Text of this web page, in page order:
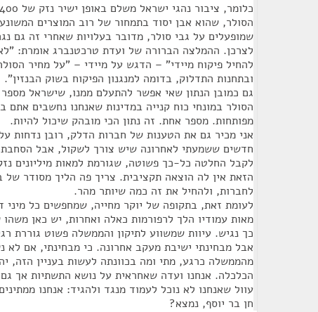
הסולר, שהוא אבן יסוד בתמחור של רוב המוצרים
שמופעלים על גבי סולר, מדובר בעלויות שאחרי זה גם
לצרכן. ההמלצה הברורה של ועדת טרכטנברג אומרת:
להחיל פיקוח מיידי" – הדגש על מיידי – "על מחיר
ובתחנות התדלוק, בדומה למנגנון הפיקוח בשוק הבנזין".
גם כמובן הנתון שאי אפשר להתעלם ממנו, שישראל
הסולר במונחי כוח קנייה במדינות שאנחנו נחשבים אתם
מפותחות. מספר אחת. זה נתון הכי מובהק שיכול להיות.
אני מכיר גם את הטענות של חברות הדלק, רובן נדחות
חדשים ששמעתי לאחרונה שיש צורך לשקול, אבל
לקבל החלטה כל-כך פשוטה, שגורמת למאות מיליונים
הזאת אין לה הוצאה תקציבית. צריך פה הליך מסודר של
לחברות, ולהחיל את זה כמה שיותר מהר.
לעומת זאת, בתקופה של יוקר מחייה, שמחפשים כל מיני
מאות עמודיו הלך לרפורמות כאלה ואחרות, יש כאן
כך נגיש. עיוות שמשווע לתיקון והממשלה פשוט גוררת
אבל מבחינתי ישיבת מעקב אחרונה. כי מבחינתי, אם לא
מהממשלה כרגע, מתי ומה בכוונתה לעשות בעניין הזה,
הכלכלה. אנחנו ועדה שאחראית על נושא התשתיות אך
עוול שאנחנו לא נוכל לעמוד מנגד ולהגיד: אנחנו
חן בר יוסף, נמצא?